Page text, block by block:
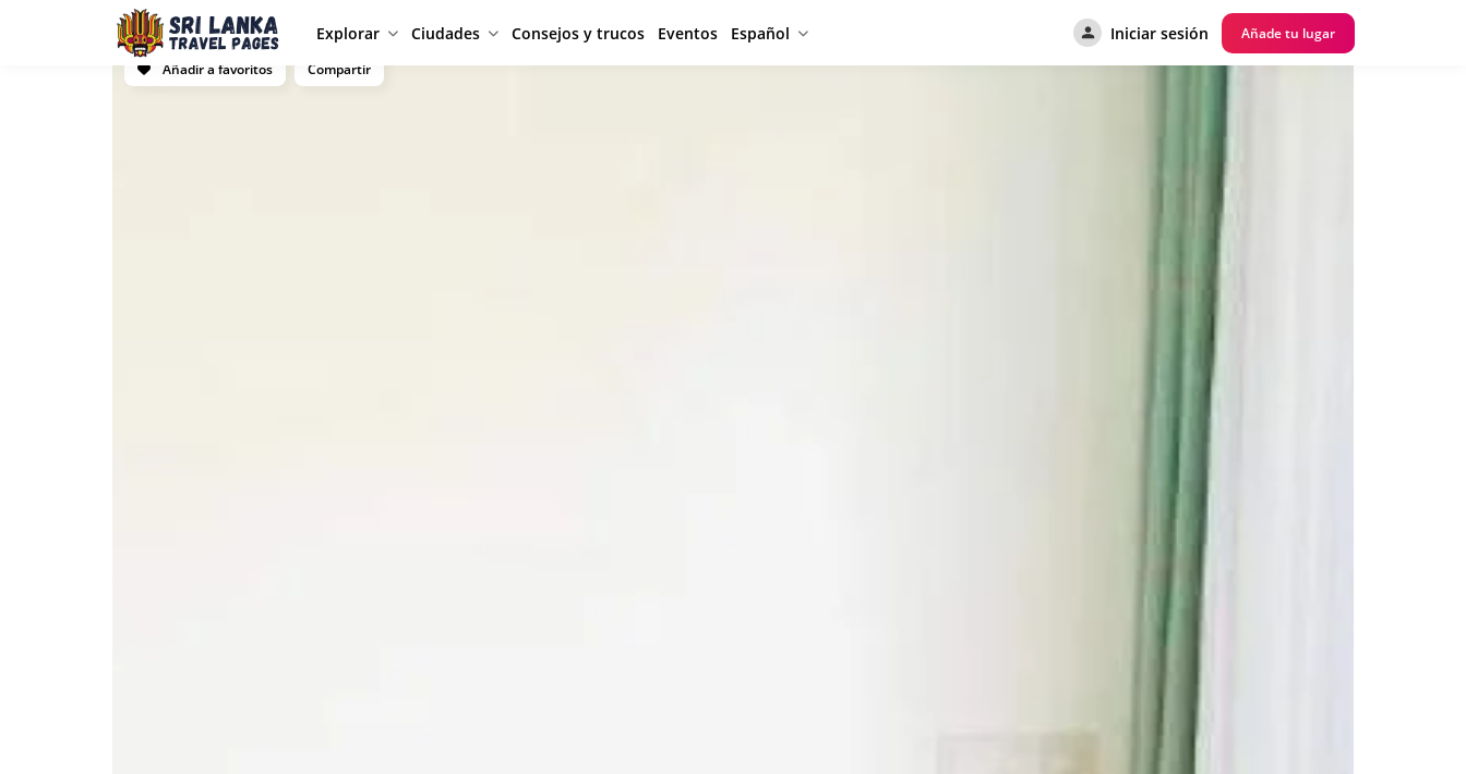
Explorar Ciudades Consejos y trucos Eventos Español Iniciar sesión
Añade tu lugar
Añadir a favoritos
Compartir